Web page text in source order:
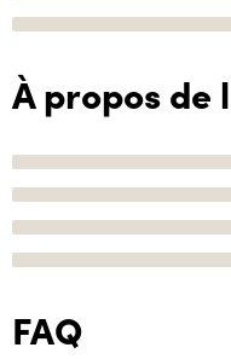
À propos
FAQ